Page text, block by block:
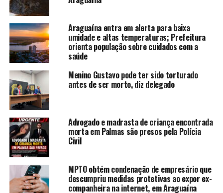
Araguaína entra em alerta para baixa
umidade e altas temperaturas; Prefeitura
orienta população sobre cuidados com a
saúde
Menino Gustavo pode ter sido torturado
antes de ser morto, diz delegado
Advogado e madrasta de criança encontrada
morta em Palmas são presos pela Polícia
Civil
MPTO obtém condenação de empresário que
descumpriu medidas protetivas ao expor ex-
companheira na internet, em Araguaína